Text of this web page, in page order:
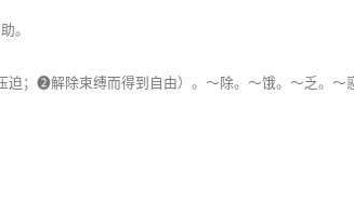
。
；➋解除束缚而得到自由）。～除。～饿。～乏。～